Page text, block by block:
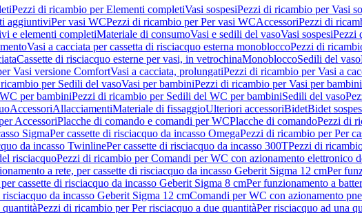
Pezzi di ricambio per Elementi completiVasi sospesiPezzi di ricambio per Vasi
aggiuntiviPer vasi WCPezzi di ricambio per Per vasi WCAccessoriPezzi di
e elementi completiMateriale di consumoVasi e sedili del vasoVasi sospesiPezzi
Vasi a cacciata per cassetta di risciacquo esterna monobloccoPezzi di
Cassette di risciacquo esterne per vasi, in vetrochinaMonobloccoSedili del vaso
Vasi versione ComfortVasi a cacciata, prolungatiPezzi di ricambio per Vasi a
per Sedili del vasoVasi per bambiniPezzi di ricambio per Vasi per bambini
per bambiniPezzi di ricambio per Sedili del WC per bambiniSedili del vaso
AccessoriAllacciamentiMateriale di fissaggioUlteriori accessoriBidetBidet
AccessoriPlacche di comando e comandi per WCPlacche di comandoPezzi di
SigmaPer cassette di risciacquo da incasso OmegaPezzi di ricambio per Per
da incasso TwinlinePer cassette di risciacquo da incasso 300TPezzi di
risciacquoPezzi di ricambio per Comandi per WC con azionamento elettronico
a rete, per cassette di risciacquo da incasso Geberit Sigma 12 cmPer
cassette di risciacquo da incasso Geberit Sigma 8 cmPer funzionamento a
da incasso Geberit Sigma 12 cmComandi per WC con azionamento
Pezzi di ricambio per Per risciacquo a due quantitàPer risciacquo ad una